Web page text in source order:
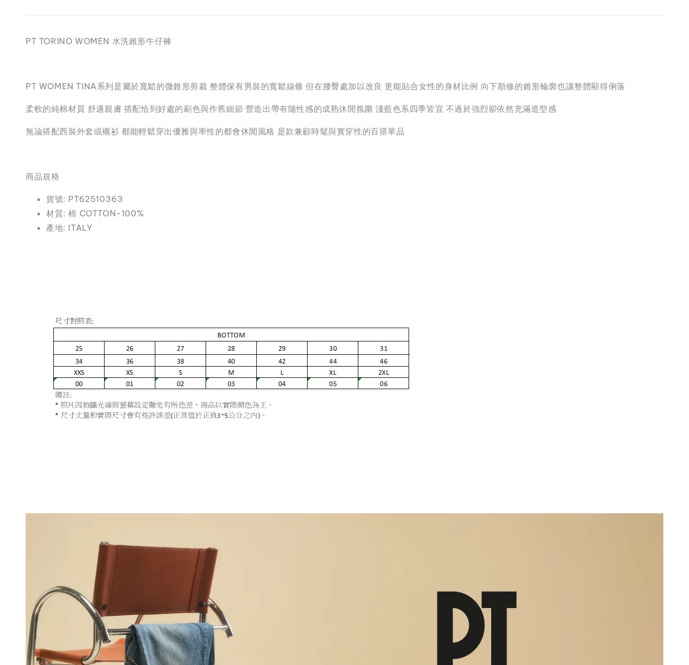
PT TORINO WOMEN 水洗錐形牛仔褲
PT WOMEN TINA系列是屬於寬鬆的微錐形剪裁 整體保有男裝的寬鬆線條 但在腰臀處加以改良 更能貼合女性的身材比例 向下順修的錐形輪廓也讓整體顯得俐落
柔軟的純棉材質 舒適親膚 搭配恰到好處的刷色與作舊細節 營造出帶有隨性感的成熟休閒氛圍 淺藍色系四季皆宜 不過於強烈卻依然充滿造型感
無論搭配西裝外套或襯衫 都能輕鬆穿出優雅與率性的都會休閒風格 是款兼顧時髦與實穿性的百搭單品
商品規格
貨號: PT62510363
材質: 棉 COTTON-100%
產地: ITALY